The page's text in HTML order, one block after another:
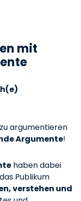
mit
argumentieren
Argumente!
haben dabei
Publikum
verstehen und